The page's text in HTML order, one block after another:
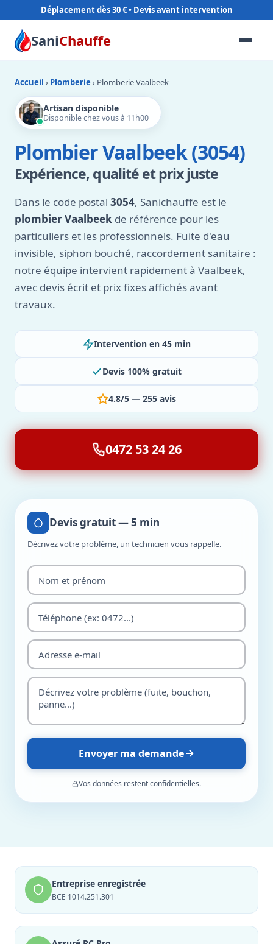
Déplacement dès 30 €
SaniChauffe
Accueil › Plomberie › Plomberie Vaalbeek
Artisan disponible
Disponible chez vous à 11h00
Plombier Vaalbeek (3054)
Expérience, qualité et prix juste
Dans le code postal 3054, Sanichauffe est le
plombier Vaalbeek de référence pour les
particuliers et les professionnels. Fuite d'eau
invisible, siphon bouché, raccordement sanitaire :
notre équipe intervient rapidement à Vaalbeek,
avec devis écrit et prix fixes affichés avant
travaux.
Intervention en 45 min
Devis 100% gratuit
4.8/5 — 255 avis
0472 53 24 26
Devis gratuit — 5 min
Décrivez votre problème, un technicien vous rappelle.
Envoyer ma demande
Vos données restent confidentielles.
Entreprise enregistrée
BCE 1014.251.301